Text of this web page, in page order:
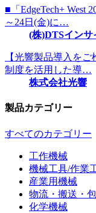
■「EdgeTech+ West
～24日(金)に…
(株)DTSインサ
【光響製品導入を
制度を活用した導…
株式会社光響
製品カテゴリー
すべてのカテゴリー
工作機械
機械工具/作業
産業用機械
物流・搬送・
化学機械